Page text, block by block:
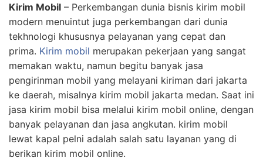
Kirim Mobil – Perkembangan dunia bisnis kirim mobil
modern menuintut juga perkembangan dari dunia
tekhnologi khususnya pelayanan yang cepat dan
prima. Kirim mobil merupakan pekerjaan yang sangat
memakan waktu, namun begitu banyak jasa
pengirinman mobil yang melayani kiriman dari jakarta
ke daerah, misalnya kirim mobil jakarta medan. Saat ini
jasa kirim mobil bisa melalui kirim mobil online, dengan
banyak pelayanan dan jasa angkutan. kirim mobil
lewat kapal pelni adalah salah satu layanan yang di
berikan kirim mobil online.